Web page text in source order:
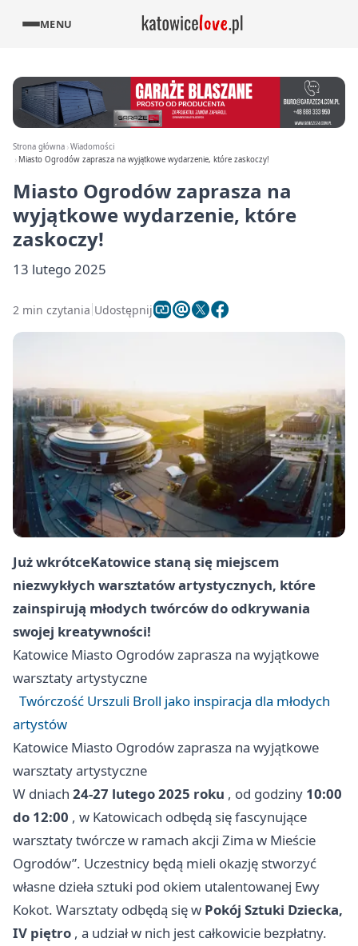
MENU
Strona główna Wiadomości
Miasto Ogrodów zaprasza na wyjątkowe wydarzenie, które zaskoczy!
Miasto Ogrodów zaprasza na
wyjątkowe wydarzenie, które
zaskoczy!
13 lutego 2025
2 min czytania Udostępnij
Już wkrótceKatowicestaną się miejscem
niezwykłych warsztatów artystycznych, które
zainspirują młodych twórców do odkrywania
swojej kreatywności!
Katowice Miasto Ogrodów zaprasza na wyjątkowe
warsztaty artystyczne
Twórczość Urszuli Broll jako inspiracja dla młodych
artystów
Katowice Miasto Ogrodów zaprasza na wyjątkowe
warsztaty artystyczne
W dniach 24-27 lutego 2025 roku , od godziny 10:00
do 12:00 , w Katowicach odbędą się fascynujące
warsztaty twórcze w ramach akcji Zima w Mieście
Ogrodów”. Uczestnicy będą mieli okazję stworzyć
własne dzieła sztuki pod okiem utalentowanej Ewy
Kokot. Warsztaty odbędą się w Pokój Sztuki Dziecka,
IV piętro , a udział w nich jest całkowicie bezpłatny.